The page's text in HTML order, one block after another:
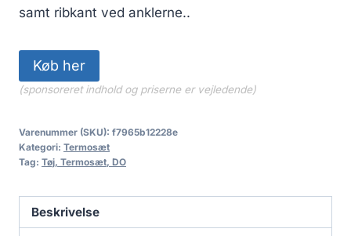
samt ribkant ved anklerne..
Køb her
(sponsoreret indhold og priserne er vejledende)
Varenummer (SKU): f7965b12228e
Kategori: Termosæt
Tag: Tøj, Termosæt, DO
Beskrivelse